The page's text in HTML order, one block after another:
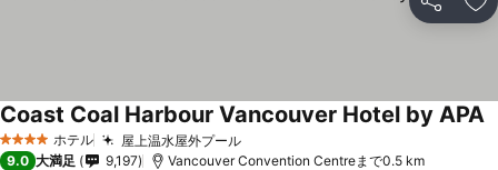
シェア お
4 ホテルのランク
ホテル 屋上温水屋外プール料金を表示
Coast Coal Harbour Vancouver Hotel by APA
9.0 大満足 9,197 Vancouver Convention Centreまで0.5 km